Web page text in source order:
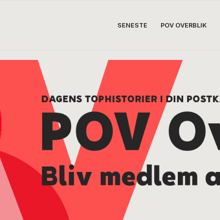
SENESTE POV OVERBLIK